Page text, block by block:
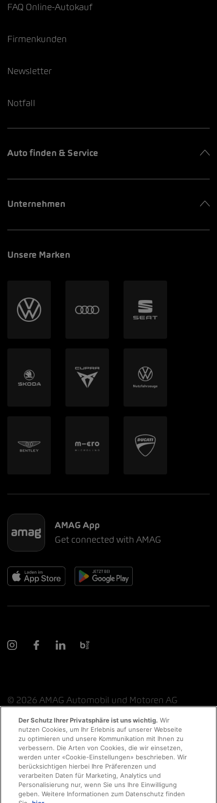
Probefahrt
Terminvereinbarung
Auto finden
FAQ Online-Autokauf
Firmenkunden
Newsletter
Notfall
Auto finden & Service
Unternehmen
Unsere Marken
AMAG App
Get connected with AMAG
© 2026 AMAG Automobil und Motoren AG
Datenschutzerklärung Rechtliche Hinweise
Rechtliche Hinweise Online-Chat
Cookie-Richtlinie Impressum AGB Jobs
Der Schutz Ihrer Privatsphäre ist uns wichtig. Wir
nutzen Cookies, um Ihr Erlebnis auf unserer Webseite
zu optimieren und unsere Kommunikation mit Ihnen zu
verbessern. Die Arten von Cookies, die wir einsetzen,
werden unter «Cookie-Einstellungen» beschrieben. Wir
berücksichtigen hierbei Ihre Präferenzen und
verarbeiten Daten für Marketing, Analytics und
Personalisierung nur, wenn Sie uns Ihre Einwilligung
geben. Weitere Informationen zum Datenschutz finden